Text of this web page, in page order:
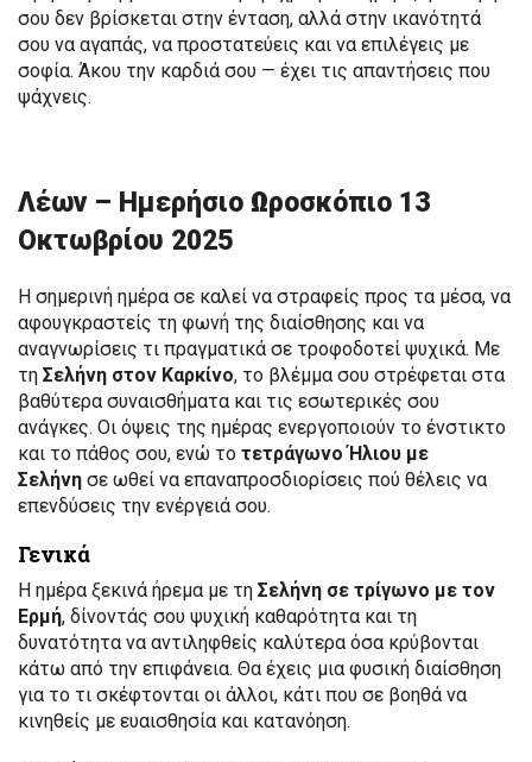
σου δεν βρίσκεται στην ένταση, αλλά στην ικανότητά
σου να αγαπάς, να προστατεύεις και να επιλέγεις με
σοφία. Άκου την καρδιά σου — έχει τις απαντήσεις που
ψάχνεις.
Λέων – Ημερήσιο Ωροσκόπιο 13
Οκτωβρίου 2025
Η σημερινή ημέρα σε καλεί να στραφείς προς τα μέσα, να
αφουγκραστείς τη φωνή της διαίσθησης και να
αναγνωρίσεις τι πραγματικά σε τροφοδοτεί ψυχικά. Με
τη Σελήνη στον Καρκίνο, το βλέμμα σου στρέφεται στα
βαθύτερα συναισθήματα και τις εσωτερικές σου
ανάγκες. Οι όψεις της ημέρας ενεργοποιούν το ένστικτο
και το πάθος σου, ενώ το τετράγωνο Ήλιου με
Σελήνη σε ωθεί να επαναπροσδιορίσεις πού θέλεις να
επενδύσεις την ενέργειά σου.
Γενικά
Η ημέρα ξεκινά ήρεμα με τη Σελήνη σε τρίγωνο με τον
Ερμή, δίνοντάς σου ψυχική καθαρότητα και τη
δυνατότητα να αντιληφθείς καλύτερα όσα κρύβονται
κάτω από την επιφάνεια. Θα έχεις μια φυσική διαίσθηση
για το τι σκέφτονται οι άλλοι, κάτι που σε βοηθά να
κινηθείς με ευαισθησία και κατανόηση.